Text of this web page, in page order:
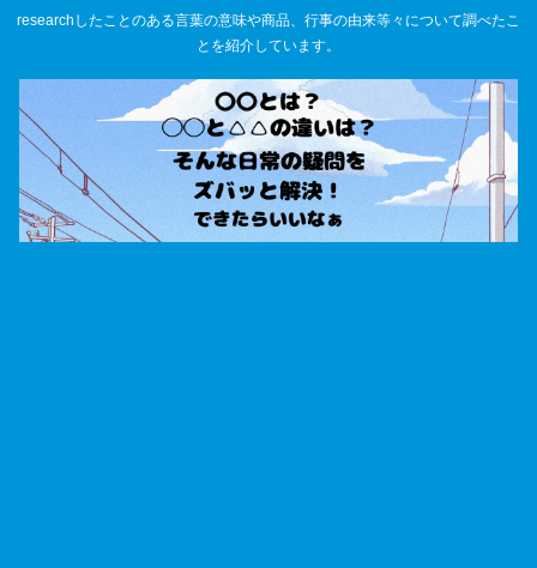
researchしたことのある言葉の意味や商品、行事の由来等々について調べたこ
とを紹介しています。